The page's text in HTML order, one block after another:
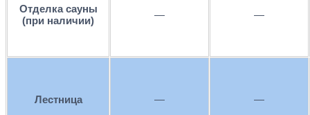
Отделка сауны
(при наличии)
— —
Лестница — —